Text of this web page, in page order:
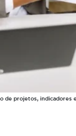
de projetos,